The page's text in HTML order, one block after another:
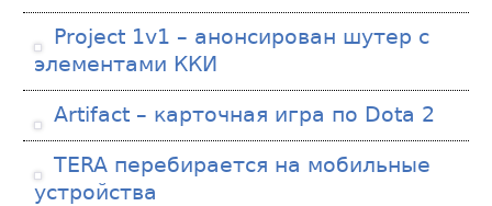
Project 1v1 – анонсирован шутер с
элементами ККИ
Artifact – карточная игра по Dota 2
TERA перебирается на мобильные
устройства